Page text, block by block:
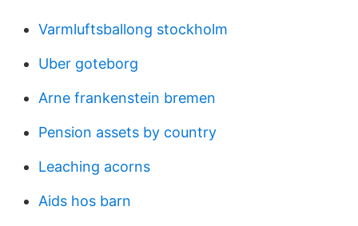
Varmluftsballong stockholm
Uber goteborg
Arne frankenstein bremen
Pension assets by country
Leaching acorns
Aids hos barn